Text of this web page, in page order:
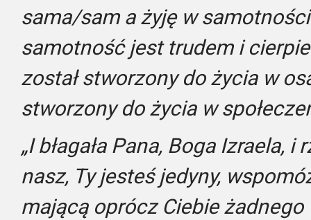
sama/sam a żyję w
samotność jest trudem i
został stworzony do życia w
stworzony do życia w
„I błagała Pana, Boga Izraela, i
nasz, Ty jesteś jedyny,
mającą oprócz Ciebie